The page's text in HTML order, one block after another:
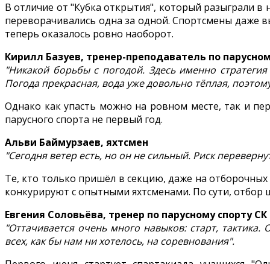
В отличие от "Кубка открытия", который разыграли в
переворачивались одна за одной. Спортсмены даже
теперь оказалось ровно наоборот.
Кирилл Базуев, тренер-преподаватель по
"Никакой борьбы с погодой. Здесь именно
Погода прекрасная, вода уже довольно тёплая,
Однако как упасть можно на ровном месте, так и
парусного спорта не первый год.
Альви Баймурзаев, яхтсмен
"Сегодня ветер есть, но он не сильный. Риск
Те, кто только пришёл в секцию, даже на
конкурируют с опытными яхтсменами. По сути,
Евгения Соловьёва, тренер по парусному спорту
"Оттачивается очень много навыков: старт,
всех, как бы нам ни хотелось, на соревнования".